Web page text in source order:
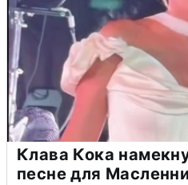
Клава Кока
песне для